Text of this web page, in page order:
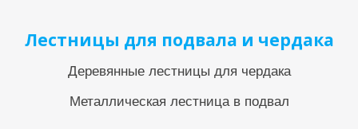
Лестницы для подвала и чердака
Деревянные лестницы для чердака
Металлическая лестница в подвал